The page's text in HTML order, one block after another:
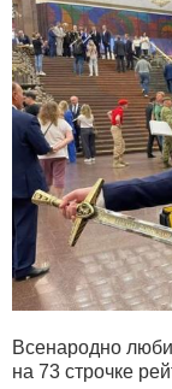
Всенародно
на 73 строчке